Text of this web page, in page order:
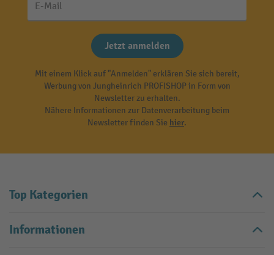
E-Mail
Jetzt anmelden
Mit einem Klick auf "Anmelden" erklären Sie sich bereit,
Werbung von Jungheinrich PROFISHOP in Form von
Newsletter zu erhalten.
Nähere Informationen zur Datenverarbeitung beim
Newsletter finden Sie hier.
Top Kategorien
Informationen